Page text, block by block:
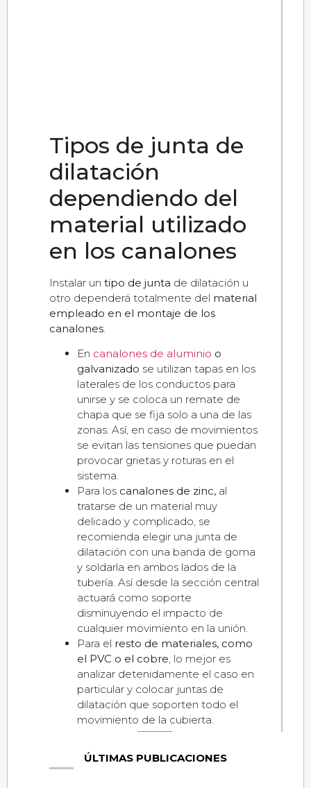
Tipos de junta de
dilatación
dependiendo del
material utilizado
en los canalones
Instalar un tipo de junta de dilatación u
otro dependerá totalmente del material
empleado en el montaje de los
canalones.
En canalones de aluminio o
galvanizado se utilizan tapas en los
laterales de los conductos para
unirse y se coloca un remate de
chapa que se fija solo a una de las
zonas. Así, en caso de movimientos
se evitan las tensiones que puedan
provocar grietas y roturas en el
sistema.
Para los canalones de zinc, al
tratarse de un material muy
delicado y complicado, se
recomienda elegir una junta de
dilatación con una banda de goma
y soldarla en ambos lados de la
tubería. Así desde la sección central
actuará como soporte
disminuyendo el impacto de
cualquier movimiento en la unión.
Para el resto de materiales, como
el PVC o el cobre, lo mejor es
analizar detenidamente el caso en
particular y colocar juntas de
dilatación que soporten todo el
movimiento de la cubierta.
ÚLTIMAS PUBLICACIONES